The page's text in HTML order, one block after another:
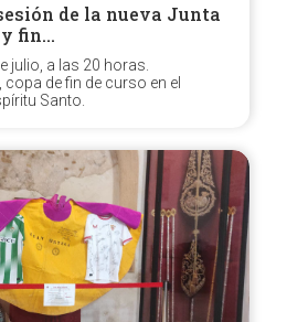
de la nueva Junta
y fin…
julio, a las 20 horas.
de fin de curso en el
Santo.